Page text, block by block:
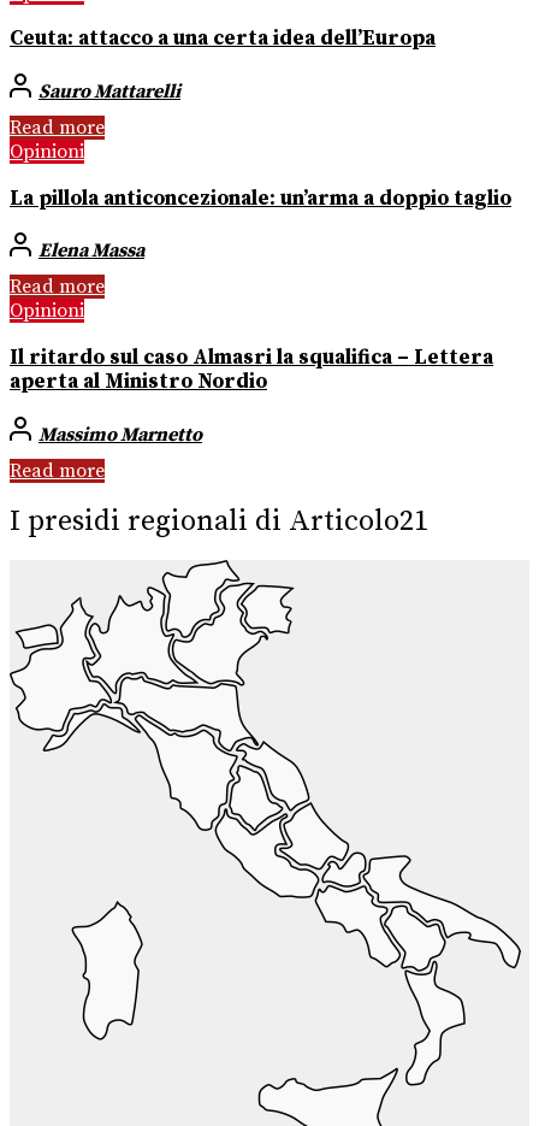
Ceuta: attacco a una certa idea dell’Europa
Sauro Mattarelli
Read more
Opinioni
La pillola anticoncezionale: un’arma a doppio taglio
Elena Massa
Read more
Opinioni
Il ritardo sul caso Almasri la squalifica – Lettera
aperta al Ministro Nordio
Massimo Marnetto
Read more
I presidi regionali di Articolo21